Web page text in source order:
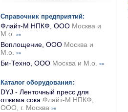
Справочник предприятий:
Флайт-М НПКФ, ООО Москва и
М.о.
»»
Воплощение, ООО Москва и
М.о.
»»
Би-Техно, ООО Москва и М.о. »»
Каталог оборудования:
DYJ - Ленточный пресс для
отжима сока Флайт-М НПКФ,
ООО, г. Москва »»